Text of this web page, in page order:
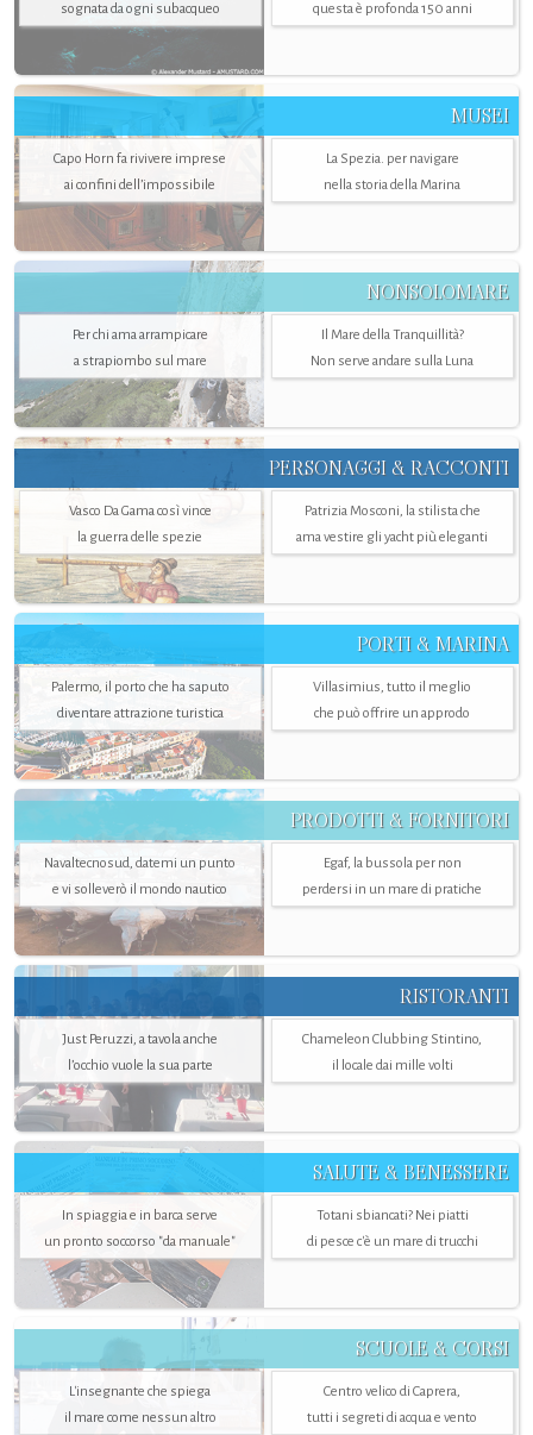
sognata da ogni subacqueo
questa è profonda 150 anni
MUSEI
Capo Horn fa rivivere imprese
ai confini dell’impossibile
La Spezia. per navigare
nella storia della Marina
NONSOLOMARE
Per chi ama arrampicare
a strapiombo sul mare
Il Mare della Tranquillità?
Non serve andare sulla Luna
PERSONAGGI & RACCONTI
Vasco Da Gama così vince
la guerra delle spezie
Patrizia Mosconi, la stilista che
ama vestire gli yacht più eleganti
PORTI & MARINA
Palermo, il porto che ha saputo
diventare attrazione turistica
Villasimius, tutto il meglio
che può offrire un approdo
PRODOTTI & FORNITORI
Navaltecnosud, datemi un punto
e vi solleverò il mondo nautico
Egaf, la bussola per non
perdersi in un mare di pratiche
RISTORANTI
Just Peruzzi, a tavola anche
l’occhio vuole la sua parte
Chameleon Clubbing Stintino,
il locale dai mille volti
SALUTE & BENESSERE
In spiaggia e in barca serve
un pronto soccorso "da manuale"
Totani sbiancati? Nei piatti
di pesce c'è un mare di trucchi
SCUOLE & CORSI
L'insegnante che spiega
il mare come nessun altro
Centro velico di Caprera,
tutti i segreti di acqua e vento